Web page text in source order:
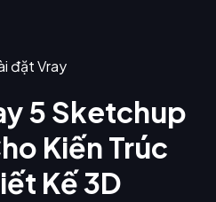
đặt Vray
5 Sketchup
Kiến Trúc
Kế 3D